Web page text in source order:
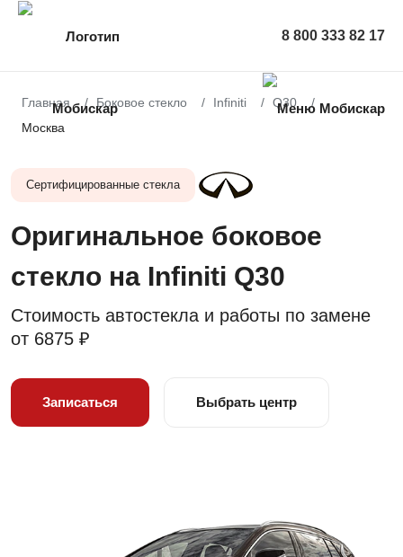
8 800 333 82 17
Главная Боковое стекло Infiniti
Q30
Москва
Сертифицированные стекла
Оригинальное боковое
стекло на Infiniti Q30
Стоимость автостекла и работы по замене
от 6875 ₽
Записаться Выбрать центр